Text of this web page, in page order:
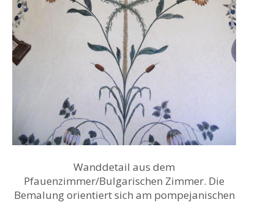
Wanddetail aus dem
Pfauenzimmer/Bulgarischen Zimmer. Die
Bemalung orientiert sich am pompejanischen